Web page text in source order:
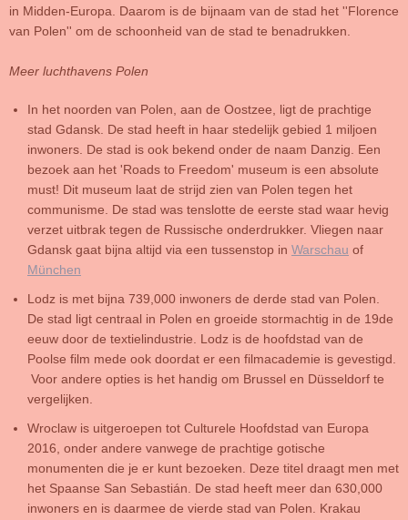
in Midden-Europa. Daarom is de bijnaam van de stad het ''Florence
van Polen'' om de schoonheid van de stad te benadrukken.
Meer luchthavens Polen
In het noorden van Polen, aan de Oostzee, ligt de prachtige
stad Gdansk. De stad heeft in haar stedelijk gebied 1 miljoen
inwoners. De stad is ook bekend onder de naam Danzig. Een
bezoek aan het 'Roads to Freedom' museum is een absolute
must! Dit museum laat de strijd zien van Polen tegen het
communisme. De stad was tenslotte de eerste stad waar hevig
verzet uitbrak tegen de Russische onderdrukker. Vliegen naar
Gdansk gaat bijna altijd via een tussenstop in Warschau of
München
Lodz is met bijna 739,000 inwoners de derde stad van Polen.
De stad ligt centraal in Polen en groeide stormachtig in de 19de
eeuw door de textielindustrie. Lodz is de hoofdstad van de
Poolse film mede ook doordat er een filmacademie is gevestigd.
Voor andere opties is het handig om Brussel en Düsseldorf te
vergelijken.
Wroclaw is uitgeroepen tot Culturele Hoofdstad van Europa
2016, onder andere vanwege de prachtige gotische
monumenten die je er kunt bezoeken. Deze titel draagt men met
het Spaanse San Sebastián. De stad heeft meer dan 630,000
inwoners en is daarmee de vierde stad van Polen. Krakau